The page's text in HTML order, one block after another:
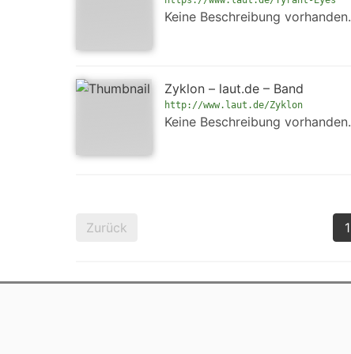
Keine Beschreibung vorhanden.
Zyklon – laut.de – Band
http://www.laut.de/Zyklon
Keine Beschreibung vorhanden.
Zurück 1